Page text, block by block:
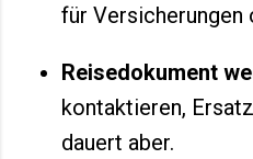
für Versicherungen
Reisedokument
kontaktieren,
dauert aber.